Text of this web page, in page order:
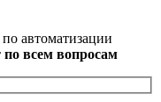
автоматизации
по всем вопросам